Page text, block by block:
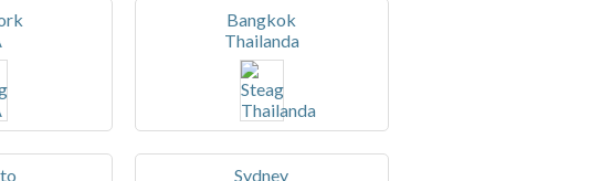
Bangkok
Thailanda
Sydney